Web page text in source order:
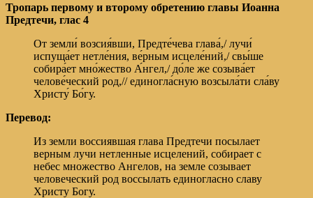
Тропарь первому и второму обретению главы Иоанна
Предтечи, глас 4
От земли́ возсия́вши, Предте́чева глава́,/ лучи́
испуща́ет нетле́ния, ве́рным исцеле́ний,/ свы́ше
собира́ет мно́жество А́нгел,/ до́ле же созыва́ет
челове́ческий род,// единогла́сную возсыла́ти сла́ву
Христу́ Бо́гу.
Перевод:
Из земли воссиявшая глава Предтечи посылает
верным лучи нетленные исцелений, собирает с
небес множество Ангелов, на земле созывает
человеческий род воссылать единогласно славу
Христу Богу.